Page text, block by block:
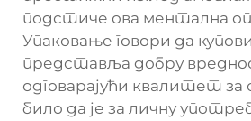
подстиче ова ментална
Упаковање говори да
представља добру
одговарајући квалитет за
било да је за личну